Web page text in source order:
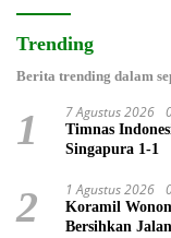
Trending
Berita trending dalam
1 7 Agustus 2026
Timnas
Singapura 1-1
2 1 Agustus 2026
Koramil
Bersihkan